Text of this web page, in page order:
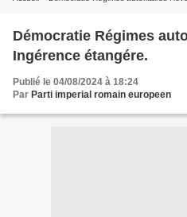
Démocratie Régimes
Ingérence étangére.
Publié le 04/08/2024 à 18:24
Par Parti imperial romain europeen